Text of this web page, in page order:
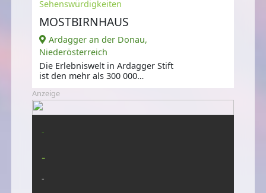
Sehenswürdigkeiten
MOSTBIRNHAUS
Ardagger an der Donau,
Niederösterreich
Die Erlebniswelt in Ardagger Stift
ist den mehr als 300 000
gewidmet.
Anzeige
-
-
-